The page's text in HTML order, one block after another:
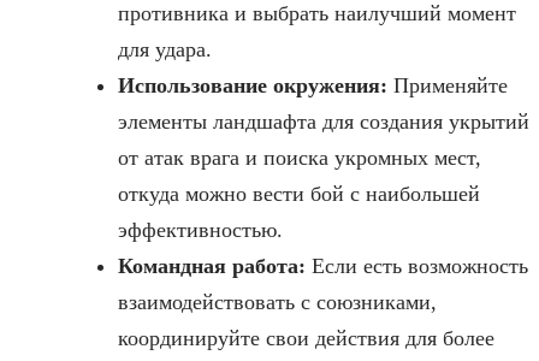
противника и выбрать наилучший момент
для удара.
Использование окружения: Применяйте
элементы ландшафта для создания укрытий
от атак врага и поиска укромных мест,
откуда можно вести бой с наибольшей
эффективностью.
Командная работа: Если есть возможность
взаимодействовать с союзниками,
координируйте свои действия для более